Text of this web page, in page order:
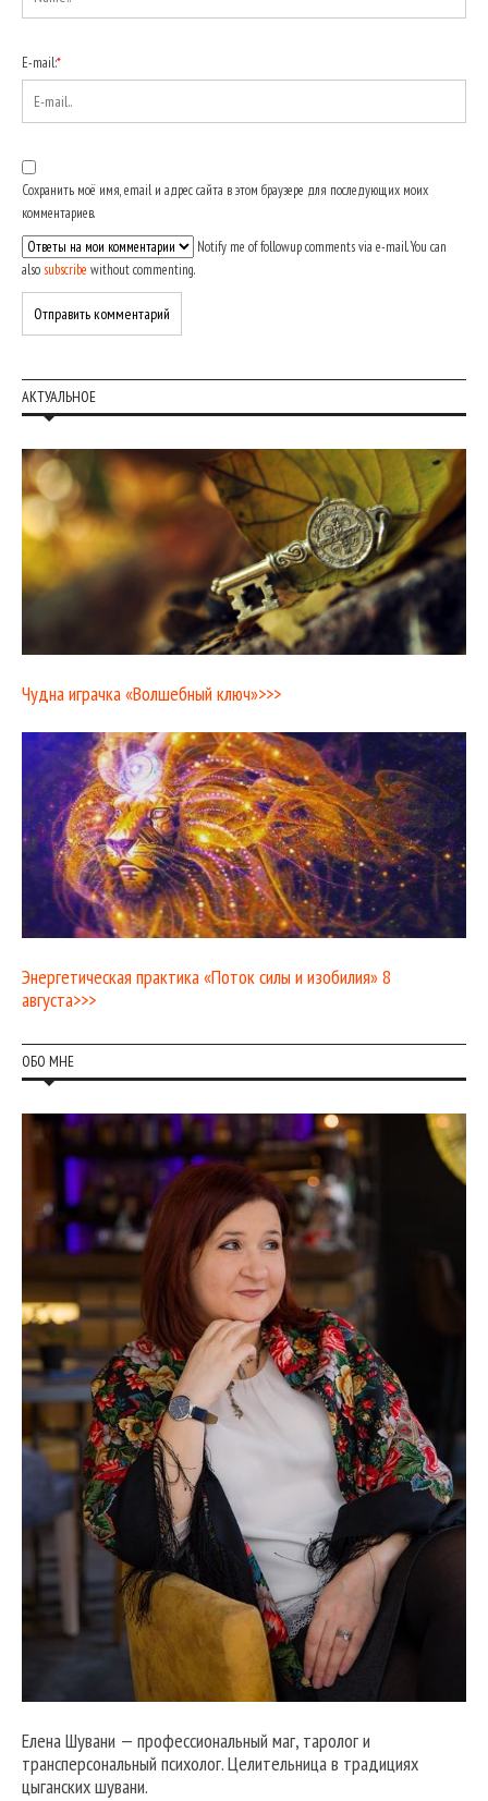
E-mail:*
Сохранить моё имя, email и адрес сайта в этом браузере для последующих моих
комментариев.
Notify me of followup comments via e-mail. You can
also subscribe without commenting.
АКТУАЛЬНОЕ
Чудна играчка «Волшебный ключ»>>>
Энергетическая практика «Поток силы и изобилия» 8
августа>>>
ОБО МНЕ
Елена Шувани — профессиональный маг, таролог и
трансперсональный психолог. Целительница в традициях
цыганских шувани.